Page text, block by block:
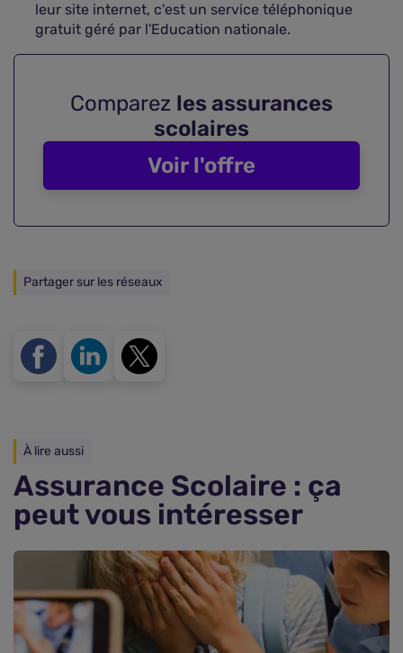
leur site internet, c'est un service téléphonique
gratuit géré par l'Education nationale.
Comparez les assurances
scolaires
Voir l'offre
Partager sur les réseaux
À lire aussi
Assurance Scolaire : ça
peut vous intéresser